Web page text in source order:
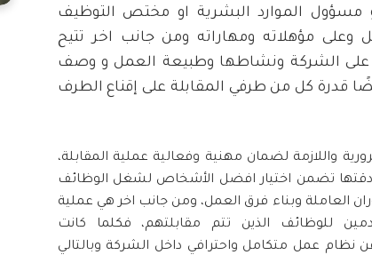
الموارد البشرية او مختص التوظيف
مؤهلاته ومهاراته ومن جانب اخر تتيح
على الشركة ونشاطها وطبيعة العمل و وصف
قدرة كل من طرفي المقابلة على إقناع الطرف
واللازمة لضمان مهنية وفعالية عملية المقابلة،
تضمن اختيار افضل الأشخاص لشغل الوظائف
العاملة وبناء فرق العمل، ومن جانب اخر هي عملية
للوظائف الذين تتم مقابلتهم، فكلما كانت
عمل متكامل واحترافي داخل الشركة وبالتالي